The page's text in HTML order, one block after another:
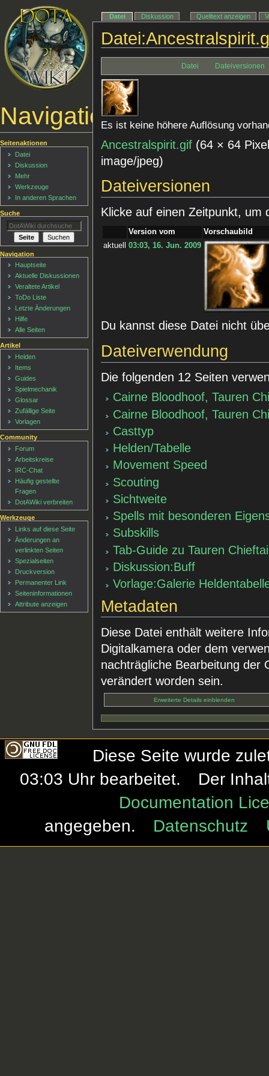
Datei Dateiversionen
Es ist keine höhere Auflösung
Ancestralspirit.gif (64 × 64
image/jpeg)
Dateiversionen
Klicke auf einen Zeitpunkt, um
Version vom
Vorschaubild
aktuell
03:03, 16. Jun. 2009
Du kannst diese Datei nicht
Dateiverwendung
Die folgenden 12 Seiten
Cairne Bloodhoof, Tauren
Cairne Bloodhoof, Tauren
Casttyp
Helden/Tabelle
Movement Speed
Scouting
Sichtweite
Spells mit besonderen
Subskills
Tab-Guide zu Tauren
Diskussion:Buff
Vorlage:Galerie
Metadaten
Diese Datei enthält weitere
Digitalkamera oder dem
nachträgliche Bearbeitung der
verändert worden sein.
Erweiterte Details einblenden
Navigationsmenü
Datei Diskussion Quelltext anzeigen
Seitenaktionen
Datei
Diskussion
Mehr
Werkzeuge
In anderen Sprachen
Suche
Navigation
Hauptseite
Aktuelle Diskussionen
Veraltete Artikel
ToDo Liste
Letzte Änderungen
Hilfe
Alle Seiten
Artikel
Helden
Items
Guides
Spielmechanik
Glossar
Zufällige Seite
Vorlagen
Community
Forum
Arbeitskreise
IRC-Chat
Häufig gestellte
Fragen
DotAWiki verbreiten
Werkzeuge
Links auf diese Seite
Änderungen an
verlinkten Seiten
Spezialseiten
Druckversion
Permanenter Link
Seiten­informationen
Attribute anzeigen
Diese Seite wurde
03:03 Uhr bearbeitet.
Der
Documentation
angegeben.
Datenschutz